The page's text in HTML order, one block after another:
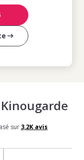
sur 3,2Kavis